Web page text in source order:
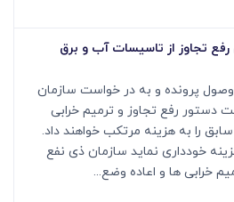
رفع تجاوز از تاسیسات آب و برق
از وصول پرونده و به در خواست سازمان
دستور رفع تجاوز و ترمیم خرابی
را به هزینه مرتکب خواهند داد.
خودداری نماید سازمان ذی نفع
خرابی ها و اعاده وضع...